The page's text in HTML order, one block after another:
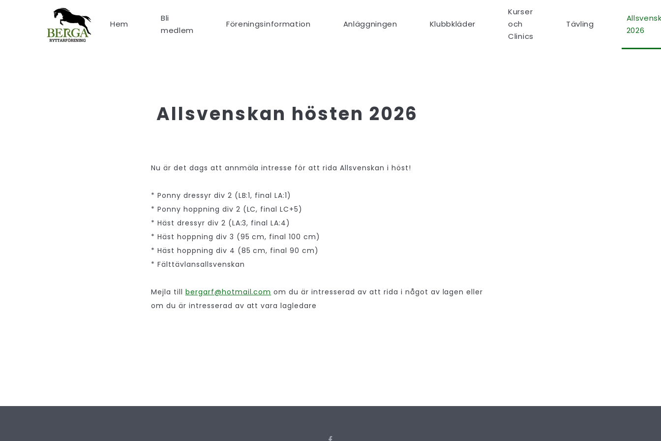
Hem
Bli
medlem
Föreningsinformation Anläggningen Klubbkläder
Kurser
och
Clinics
Tävling
2026
Allsvenskan hösten 2026
Nu är det dags att annmäla intresse för att rida Allsvenskan i höst!
* Ponny dressyr div 2 (LB:1, final LA:1)
* Ponny hoppning div 2 (LC, final LC+5)
* Häst dressyr div 2 (LA:3, final LA:4)
* Häst hoppning div 3 (95 cm, final 100 cm)
* Häst hoppning div 4 (85 cm, final 90 cm)
* Fälttävlansallsvenskan
Mejla till bergarf@hotmail.com om du är intresserad av att rida i något av lagen eller
om du är intresserad av att vara lagledare